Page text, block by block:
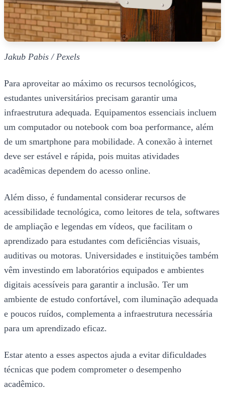
Jakub Pabis / Pexels
Para aproveitar ao máximo os recursos tecnológicos,
estudantes universitários precisam garantir uma
infraestrutura adequada. Equipamentos essenciais incluem
um computador ou notebook com boa performance, além
de um smartphone para mobilidade. A conexão à internet
deve ser estável e rápida, pois muitas atividades
acadêmicas dependem do acesso online.
Além disso, é fundamental considerar recursos de
acessibilidade tecnológica, como leitores de tela, softwares
de ampliação e legendas em vídeos, que facilitam o
aprendizado para estudantes com deficiências visuais,
auditivas ou motoras. Universidades e instituições também
vêm investindo em laboratórios equipados e ambientes
digitais acessíveis para garantir a inclusão. Ter um
ambiente de estudo confortável, com iluminação adequada
e poucos ruídos, complementa a infraestrutura necessária
para um aprendizado eficaz.
Estar atento a esses aspectos ajuda a evitar dificuldades
técnicas que podem comprometer o desempenho
acadêmico.